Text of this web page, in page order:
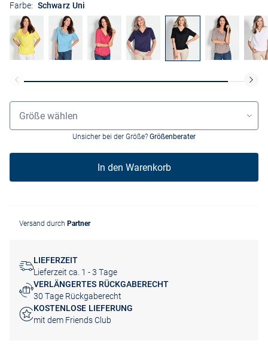
Farbe: Schwarz Uni
Größenauswahl
Größe wählen
Unsicher bei der Größe? Größenberater
In den Warenkorb
Versand durch Partner
LIEFERZEIT
Lieferzeit ca. 1 - 3 Tage
VERLÄNGERTES RÜCKGABERECHT
30 Tage Rückgaberecht
KOSTENLOSE LIEFERUNG
mit dem Friends Club